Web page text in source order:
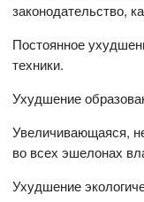
законодательство,
Постоянное
техники.
Ухудшение
Увеличивающаяся,
во всех эшелонах
Ухудшение